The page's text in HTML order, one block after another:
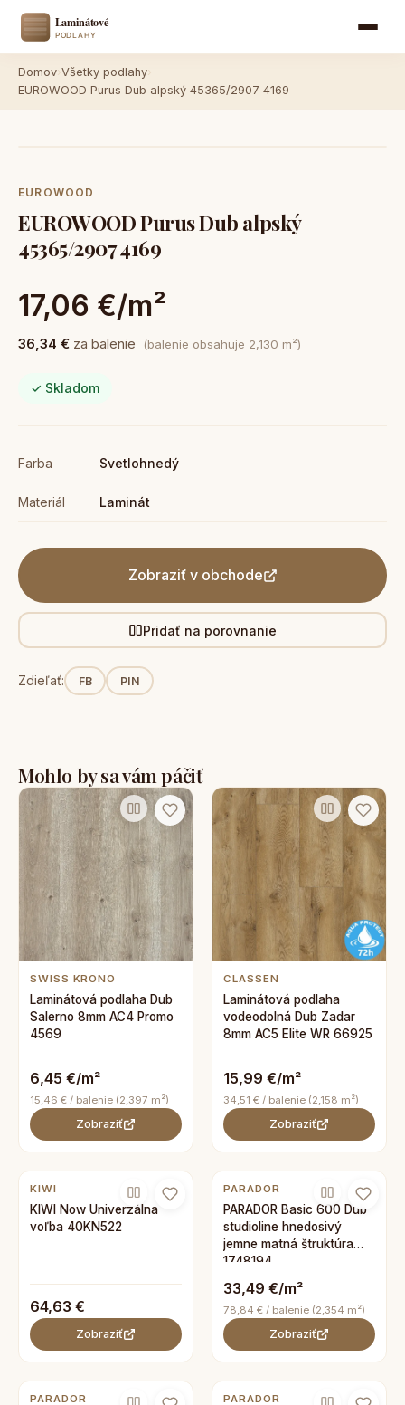
Domov Všetky podlahy
EUROWOOD Purus Dub alpský 45365/2907 4169
EUROWOOD
EUROWOOD Purus Dub alpský
45365/2907 4169
17,06 €/m²
36,34 € za balenie (balenie obsahuje 2,130 m²)
✓ Skladom
Farba Svetlohnedý
Materiál Laminát
Zobraziť v obchode
Pridať na porovnanie
Zdieľať: FB PIN
Mohlo by sa vám páčiť
SWISS KRONO
Laminátová podlaha Dub
Salerno 8mm AC4 Promo
4569
6,45 €/m²
15,46 € / balenie (2,397 m²)
Zobraziť
CLASSEN
Laminátová podlaha
vodeodolná Dub Zadar
8mm AC5 Elite WR 66925
15,99 €/m²
34,51 € / balenie (2,158 m²)
Zobraziť
KIWI
KIWI Now Univerzálna
voľba 40KN522
64,63 €
Zobraziť
PARADOR
PARADOR Basic 600 Dub
studioline hnedosivý
jemne matná štruktúra
1748194
33,49 €/m²
78,84 € / balenie (2,354 m²)
Zobraziť
PARADOR PARADOR